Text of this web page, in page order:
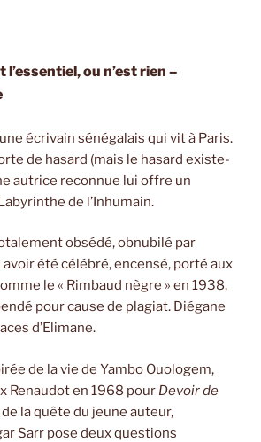
ou n’est rien –
écrivain sénégalais qui vit à Paris.
de hasard (mais le hasard existe-
autrice reconnue lui offre un
de l’Inhumain.
obsédé, obnubilé par
avoir été célébré, encensé, porté aux
le « Rimbaud nègre » en 1938,
pour cause de plagiat. Diégane
d’Elimane.
de la vie de Yambo Ouologem,
Renaudot en 1968 pour Devoir de
la quête du jeune auteur,
Sarr pose deux questions